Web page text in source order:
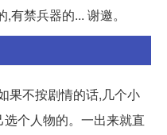
有禁兵器的... 谢邀。
果不按剧情的话,几个小
个人物的。一出来就直